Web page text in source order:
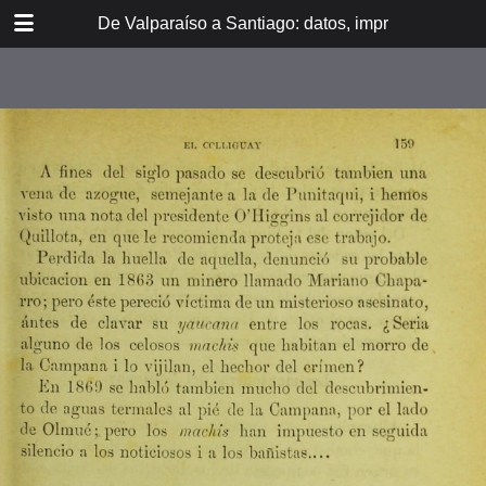
De Valparaíso a Santiago: datos, impresiones,
DOWNLOAD
Itinerario del ferrocarril de
Valparaíso a Santiago
espresamente grabado en Paris en
madera para esta obra
Dedicatoria
A los viajeros
En la Estación de Valparaíso
El banquete de inauguración i el
motín de Oyarce
Viña del Mar
Bosquejo histórico
El Salto